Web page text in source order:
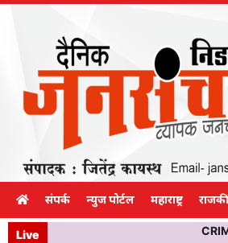
संपर्क न्युज पोर्टल महाराष्ट्र
Live